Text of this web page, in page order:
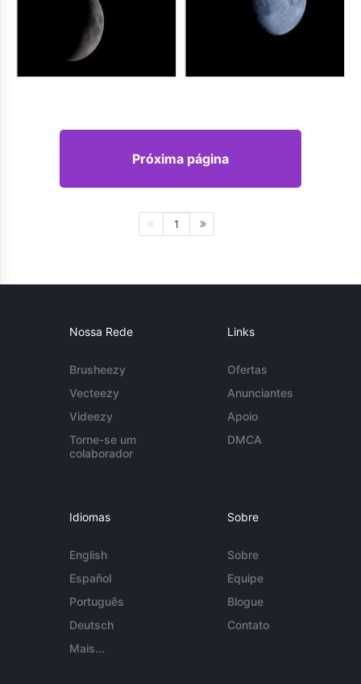
Próxima página
1
Nossa Rede
Brusheezy
Vecteezy
Videezy
Torne-se um
colaborador
Links
Ofertas
Anunciantes
Apoio
DMCA
Idiomas
English
Español
Português
Deutsch
Mais...
Sobre
Sobre
Equipe
Blogue
Contato